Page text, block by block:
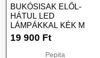
BUKÓSISAK ELŐL-
HÁTUL LED
LÁMPÁKKAL KÉK M
19 900 Ft
Pepita